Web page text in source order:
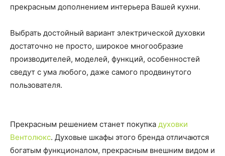
прекрасным дополнением интерьера Вашей кухни.
Выбрать достойный вариант электрической духовки
достаточно не просто, широкое многообразие
производителей, моделей, функций, особенностей
сведут с ума любого, даже самого продвинутого
пользователя.
Прекрасным решением станет покупка духовки
Вентолюкс. Духовые шкафы этого бренда отличаются
богатым функционалом, прекрасным внешним видом и